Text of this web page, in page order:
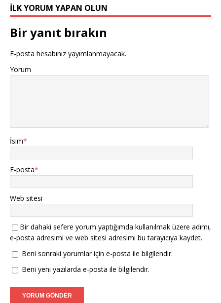
İLK YORUM YAPAN OLUN
Bir yanıt bırakın
E-posta hesabınız yayımlanmayacak.
Yorum
İsim*
E-posta*
Web sitesi
Bir dahaki sefere yorum yaptığımda kullanılmak üzere adımı,
e-posta adresimi ve web sitesi adresimi bu tarayıcıya kaydet.
Beni sonraki yorumlar için e-posta ile bilgilendir.
Beni yeni yazılarda e-posta ile bilgilendir.